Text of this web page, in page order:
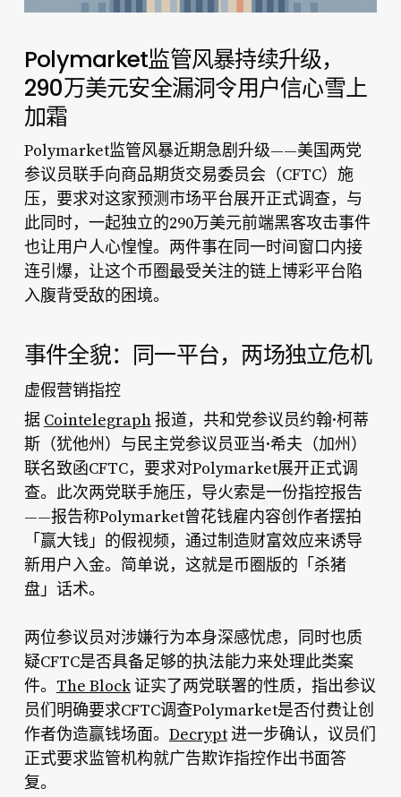
Polymarket监管风暴持续升级，
290万美元安全漏洞令用户信心雪上
加霜
Polymarket监管风暴近期急剧升级——美国两党
参议员联手向商品期货交易委员会（CFTC）施
压，要求对这家预测市场平台展开正式调查，与
此同时，一起独立的290万美元前端黑客攻击事件
也让用户人心惶惶。两件事在同一时间窗口内接
连引爆，让这个币圈最受关注的链上博彩平台陷
入腹背受敌的困境。
事件全貌：同一平台，两场独立危机
虚假营销指控
据 Cointelegraph报道，共和党参议员约翰·柯蒂
斯（犹他州）与民主党参议员亚当·希夫（加州）
联名致函CFTC，要求对Polymarket展开正式调
查。此次两党联手施压，导火索是一份指控报告
——报告称Polymarket曾花钱雇内容创作者摆拍
「赢大钱」的假视频，通过制造财富效应来诱导
新用户入金。简单说，这就是币圈版的「杀猪
盘」话术。
两位参议员对涉嫌行为本身深感忧虑，同时也质
疑CFTC是否具备足够的执法能力来处理此类案
件。 The Block证实了两党联署的性质，指出参议
员们明确要求CFTC调查Polymarket是否付费让创
作者伪造赢钱场面。 Decrypt进一步确认，议员们
正式要求监管机构就广告欺诈指控作出书面答
复。